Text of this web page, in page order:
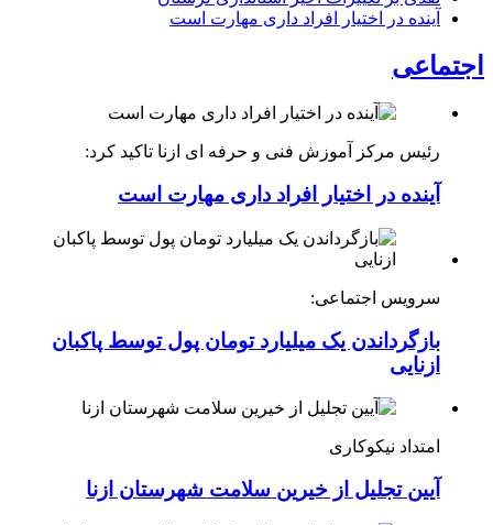
آینده در اختیار افراد داری مهارت است
اجتماعی
رئیس مرکز آموزش فنی و حرفه ای ازنا تاکید کرد:
آینده در اختیار افراد داری مهارت است
سرویس اجتماعی:
بازگرداندن یک میلیارد تومان پول توسط پاکبان
ازنایی
امتداد نیکوکاری
آیین تجلیل از خیرین سلامت شهرستان ازنا